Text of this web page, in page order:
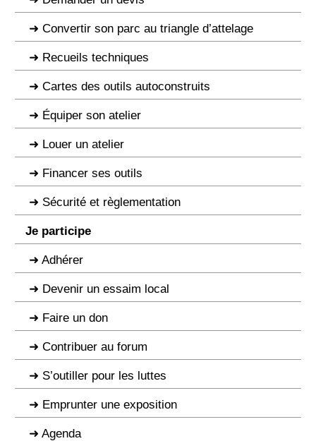
Convertir son parc au triangle d’attelage
Recueils techniques
Cartes des outils autoconstruits
Équiper son atelier
Louer un atelier
Financer ses outils
Sécurité et règlementation
Je participe
Adhérer
Devenir un essaim local
Faire un don
Contribuer au forum
S’outiller pour les luttes
Emprunter une exposition
Agenda